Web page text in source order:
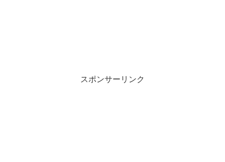
スポンサーリンク